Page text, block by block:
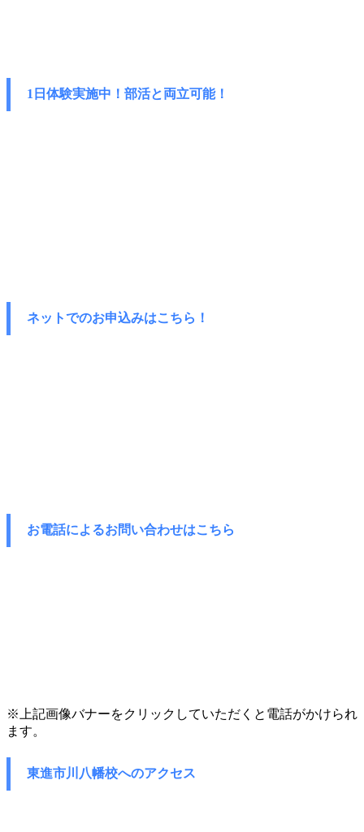
1日体験実施中！部活と両立可能！
ネットでのお申込みはこちら！
お電話によるお問い合わせはこちら
※上記画像バナーをクリックしていただくと電話がかけられ
ます。
東進市川八幡校へのアクセス